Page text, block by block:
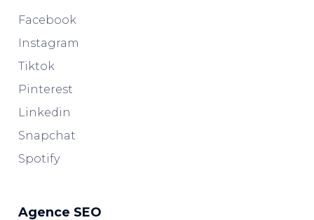
Facebook
Instagram
Tiktok
Pinterest
Linkedin
Snapchat
Spotify
Agence SEO